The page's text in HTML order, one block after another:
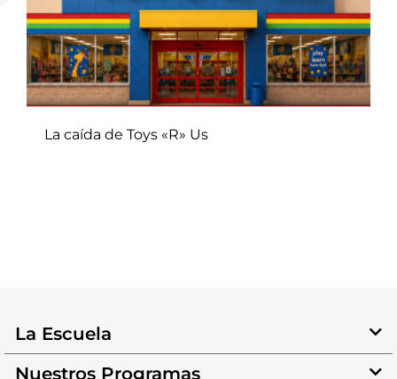
La caída de Toys «R» Us
La Escuela
Nuestros Programas